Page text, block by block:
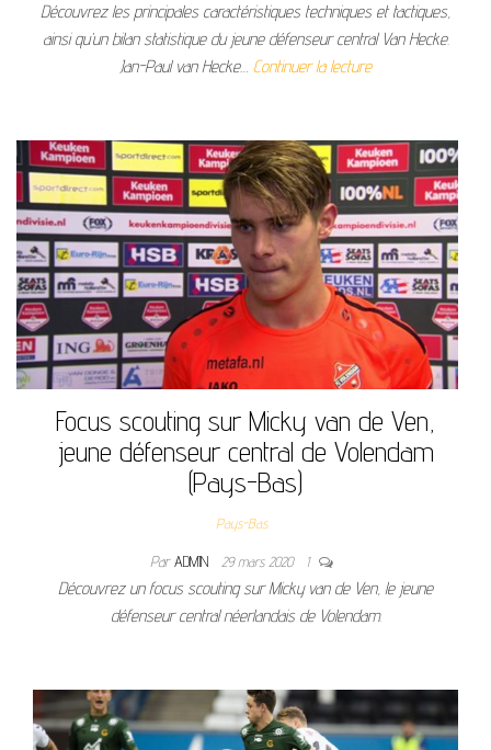
Découvrez les principales caractéristiques techniques et tactiques,
ainsi qu’un bilan statistique du jeune défenseur central Van Hecke.
Jan-Paul van Hecke… Continuer la lecture
Focus scouting sur Micky van de Ven,
jeune défenseur central de Volendam
(Pays-Bas)
Pays-Bas
ParADMIN 29 mars 2020 1
Découvrez un focus scouting sur Micky van de Ven, le jeune
défenseur central néerlandais de Volendam.